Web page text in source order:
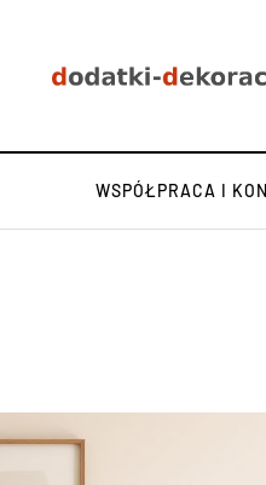
WSPÓŁPRACA I